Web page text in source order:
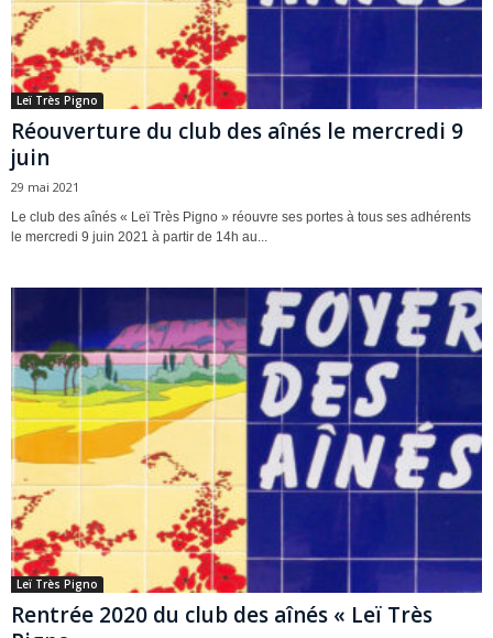
Leï Très Pigno
Réouverture du club des aînés le mercredi 9
juin
29 mai 2021
Le club des aînés « Leï Très Pigno » réouvre ses portes à tous ses adhérents
le mercredi 9 juin 2021 à partir de 14h au...
Leï Très Pigno
Rentrée 2020 du club des aînés « Leï Très